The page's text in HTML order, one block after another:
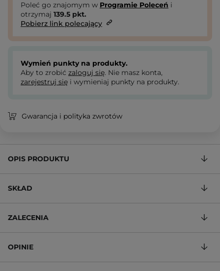
Poleć go znajomym w Programie Poleceń i
otrzymaj 139.5 pkt.
Pobierz link polecający
Wymień punkty na produkty.
Aby to zrobić zaloguj się. Nie masz konta,
zarejestruj się i wymieniaj punkty na produkty.
Gwarancja i polityka zwrotów
OPIS PRODUKTU
SKŁAD
ZALECENIA
OPINIE